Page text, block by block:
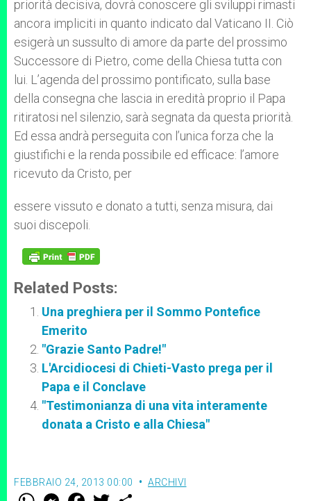
priorità decisiva, dovrà conoscere gli sviluppi rimasti
ancora impliciti in quanto indicato dal Vaticano II. Ciò
esigerà un sussulto di amore da parte del prossimo
Successore di Pietro, come della Chiesa tutta con
lui. L’agenda del prossimo pontificato, sulla base
della consegna che lascia in eredità proprio il Papa
ritiratosi nel silenzio, sarà segnata da questa priorità.
Ed essa andrà perseguita con l’unica forza che la
giustifichi e la renda possibile ed efficace: l’amore
ricevuto da Cristo, per
essere vissuto e donato a tutti, senza misura, dai
suoi discepoli.
Related Posts:
Una preghiera per il Sommo Pontefice
Emerito
"Grazie Santo Padre!"
L'Arcidiocesi di Chieti-Vasto prega per il
Papa e il Conclave
"Testimonianza di una vita interamente
donata a Cristo e alla Chiesa"
FEBBRAIO 24, 2013 00:00 ARCHIVI
W M F